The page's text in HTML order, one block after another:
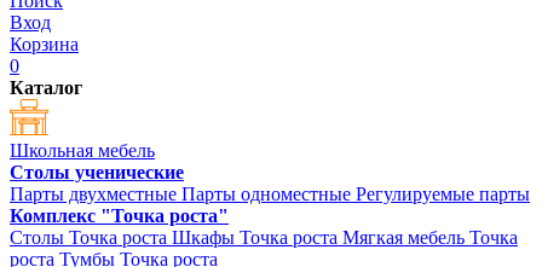
Вход
Корзина
0
Каталог
Школьная мебель
Столы ученические
Парты двухместные Парты одноместные Регулируемые парты
Комплекс "Точка роста"
Столы Точка роста Шкафы Точка роста Мягкая мебель Точка
роста Тумбы Точка роста